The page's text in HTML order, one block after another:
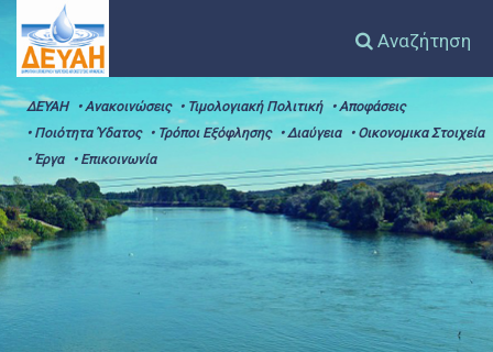
Αναζήτηση
ΔΕΥΑΗ • Ανακοινώσεις • Τιμολογιακή Πολιτική
• Αποφάσεις
• Ποιότητα Ύδατος
• Τρόποι Εξόφλησης • Διαύγεια
• Οικονομικα Στοιχεία
• Έργα
• Επικοινωνία